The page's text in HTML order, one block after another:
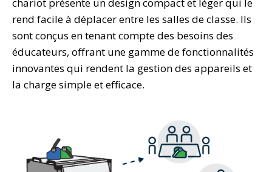
rend facile à déplacer entre les salles de classe. Ils
sont conçus en tenant compte des besoins des
éducateurs, offrant une gamme de fonctionnalités
innovantes qui rendent la gestion des appareils et
la charge simple et efficace.